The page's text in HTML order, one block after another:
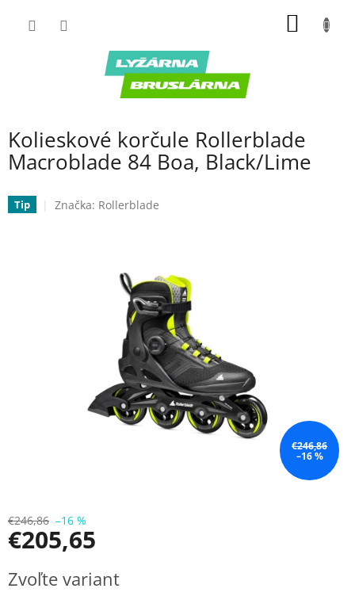
Kolieskové korčule Rollerblade
Macroblade 84 Boa, Black/Lime
Tip Značka: Rollerblade
€246,86
–16 %
€246,86 –16 %
€205,65
cena:
Zvoľte variant